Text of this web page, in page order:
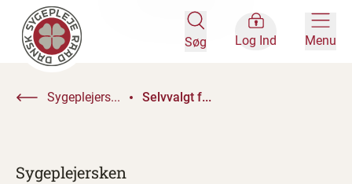
Søg Log Ind Menu
Sygeplejers... Selvvalgt f...
Sygeplejersken